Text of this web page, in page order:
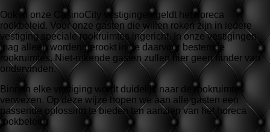
Ook in onze CasinoCity vestigingen geldt het horeca
rookbeleid. Voor onze gasten die willen roken zijn in iedere
vestiging speciale rookruimtes ingericht. In onze vestigingen
mag alleen worden gerookt in de daarvoor bestemde
rookruimtes. Niet-rokende gasten zullen hier geen hinder van
ondervinden.
Binnen elke vestiging wordt duidelijk naar de rookruimtes
verwezen. Op deze wijze hopen we aan alle gasten een
passende oplossing te bieden ten aanzien van het horeca
rookbeleid.